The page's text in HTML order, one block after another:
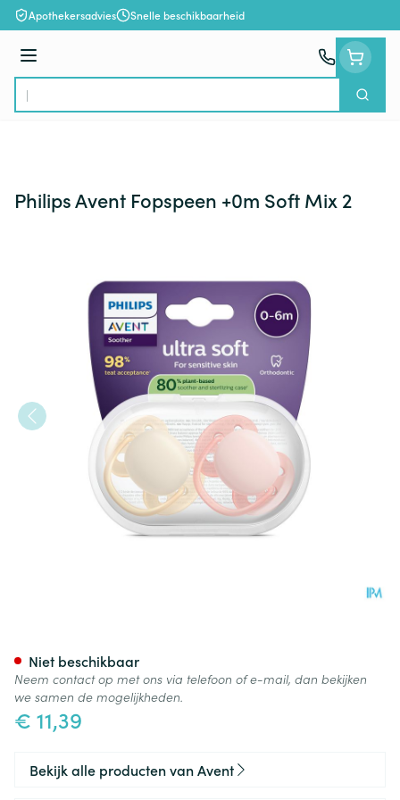
Ga naar de inhoud
Apothekersadvies Snelle beschikbaarheid
Menu
Product, merk, categorie...
Zoek
Philips Avent Fopspeen +0m Soft Mix 2
€ 11,39
Niet beschikbaar
Neem contact op met ons via telefoon of e-mail, dan bekijken
we samen de mogelijkheden.
Bekijk alle producten van Avent